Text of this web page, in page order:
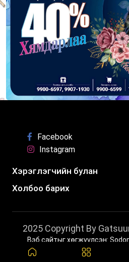
Facebook
Instagram
Хэрэглэгчийн булан
Холбоо барих
2025 Copyright By
Вэб сайтыг хөгжүүлсэн: